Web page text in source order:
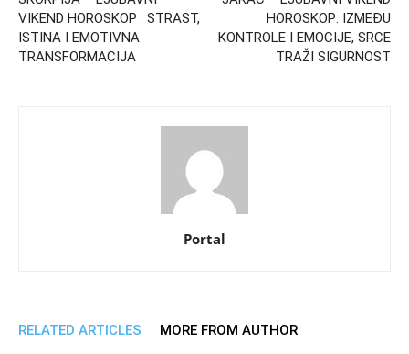
VIKEND HOROSKOP : STRAST,
ISTINA I EMOTIVNA
TRANSFORMACIJA
HOROSKOP: IZMEĐU
KONTROLE I EMOCIJE, SRCE
TRAŽI SIGURNOST
Portal
RELATED ARTICLES MORE FROM AUTHOR